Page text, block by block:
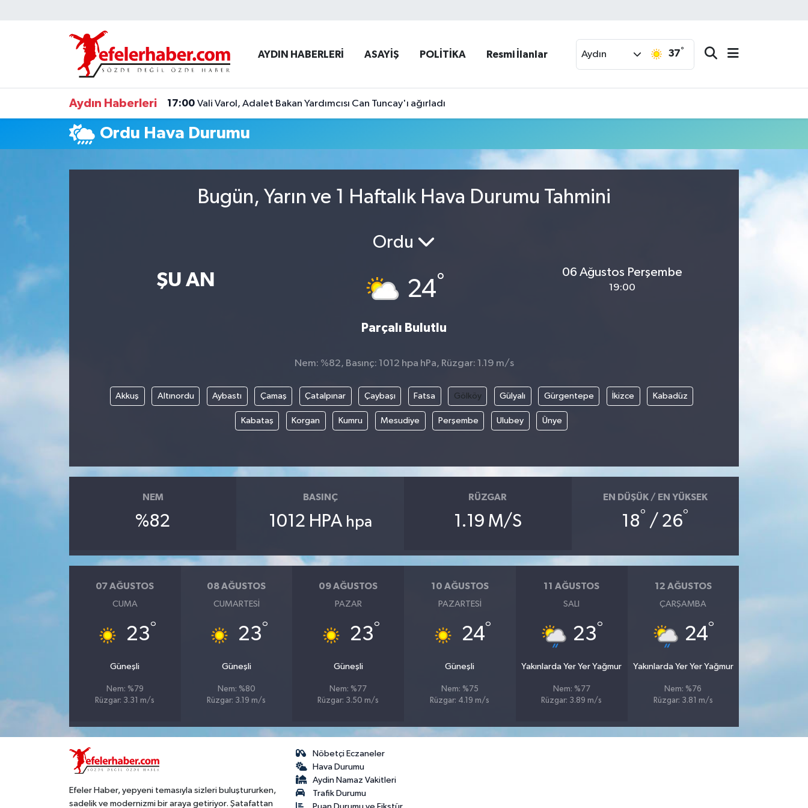
AYDIN HABERLERİ ASAYİŞ POLİTİKA Resmi İlanlar Aydın 37°
Aydın Haberleri 17:00 Vali Varol, Adalet Bakan Yardımcısı Can Tuncay'ı ağırladı
Ordu Hava Durumu
Bugün, Yarın ve 1 Haftalık Hava Durumu Tahmini
ŞU AN
Ordu
24°
Parçalı Bulutlu
06 Ağustos Perşembe
19:00
Nem: %82, Basınç: 1012 hpa hPa, Rüzgar: 1.19 m/s
Akkuş Altınordu Aybastı Çamaş Çatalpınar Çaybaşı Fatsa Gölköy Gülyalı Gürgentepe İkizce Kabadüz
Kabataş Korgan Kumru Mesudiye Perşembe Ulubey Ünye
NEM
%82
BASINÇ
1012 HPA hpa
RÜZGAR
1.19 M/S
EN DÜŞÜK / EN YÜKSEK
18° / 26°
07 AĞUSTOS
CUMA
23°
Güneşli
Nem: %79
Rüzgar: 3.31 m/s
08 AĞUSTOS
CUMARTESI
23°
Güneşli
Nem: %80
Rüzgar: 3.19 m/s
09 AĞUSTOS
PAZAR
23°
Güneşli
Nem: %77
Rüzgar: 3.50 m/s
10 AĞUSTOS
PAZARTESI
24°
Güneşli
Nem: %75
Rüzgar: 4.19 m/s
11 AĞUSTOS
SALI
23°
Yakınlarda Yer Yer Yağmur
Nem: %77
Rüzgar: 3.89 m/s
12 AĞUSTOS
ÇARŞAMBA
24°
Yakınlarda Yer Yer Yağmur
Nem: %76
Rüzgar: 3.81 m/s
Efeler Haber, yepyeni temasıyla sizleri buluştururken,
sadelik ve modernizmi bir araya getiriyor. Şatafattan
Nöbetçi Eczaneler
Hava Durumu
Aydin Namaz Vakitleri
Trafik Durumu
Nöbetçi Eczaneler
Hava Durumu
Aydin Namaz Vakitleri
Trafik Durumu
Süper Lig Puan Durumu ve Fikstür